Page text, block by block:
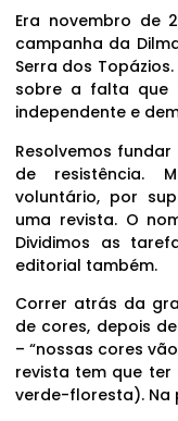
Era novembro de
campanha da
Serra dos
sobre a falta que
independente e
Resolvemos
de resistência.
voluntário, por
uma revista. O
Dividimos as
editorial também.
Correr atrás da
de cores, depois
– “nossas cores
revista tem que ter
verde-floresta). Na